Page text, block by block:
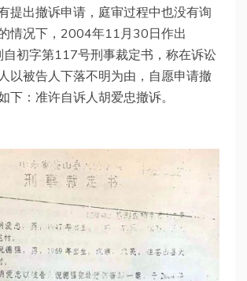
提出撤诉申请，庭审过程中也没有询
情况下，2004年11月30日作出
自初字第117号刑事裁定书，称在诉讼
以被告人下落不明为由，自愿申请撤
下：准许自诉人胡爱忠撤诉。